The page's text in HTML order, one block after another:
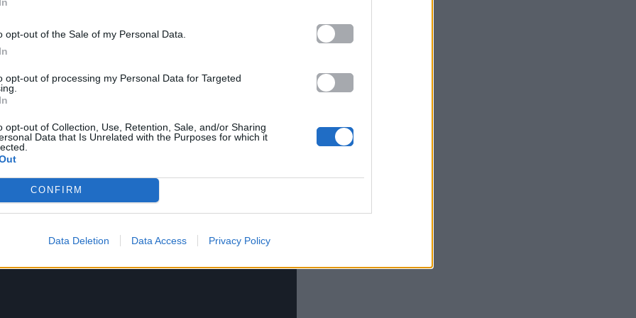
opt-out of the Sale of my Personal Data.
opt-out of processing my Personal Data for Targeted
opt-out of Collection, Use, Retention, Sale, and/or Sharing
Data that Is Unrelated with the Purposes for which it
CONFIRM
Data Deletion Data Access Privacy Policy
σπίτι αλλά έκανε μια νυχτερινή έξοδο με τη
γίνει πολύ καλές φίλες.